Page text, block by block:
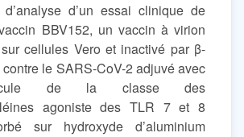
d’un essai clinique de
BBV152, un vaccin à virion
cellules Vero et inactivé par β-
le SARS-CoV-2 adjuvé avec
de la classe des
agoniste des TLR 7 et 8
sur hydroxyde d’aluminium